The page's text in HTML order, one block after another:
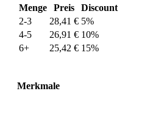
Menge Preis
Discount
2-3
28,41 € 5%
4-5
26,91 € 10%
6+
25,42 € 15%
Merkmale